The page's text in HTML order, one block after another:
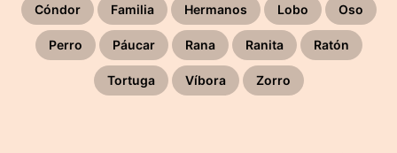
Cóndor Familia Hermanos Lobo Oso
Perro Páucar Rana Ranita Ratón
Tortuga Víbora Zorro